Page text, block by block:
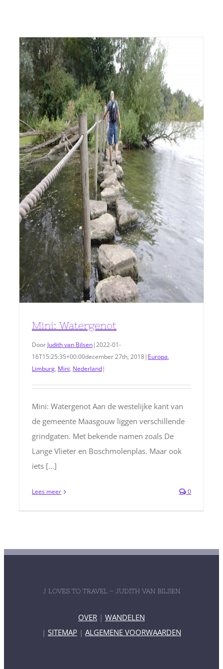
Mini: Watergenot
Door Judith van Bilsen|2022-01-
16T15:25:35+00:00december 27th, 2018| Europa,
Limburg, Mini, Nederland|
Mini: Watergenot Aan de westelijke kant van
de gemeente Maasgouw liggen verschillende
grindgaten. Met bekende namen zoals De
Lange Vlieter en Boschmolenplas. Maar ook
iets [...]
Lees meer 0
J LOVES TO TRAVEL – JUDITH VAN BILSEN
OVER | WANDELEN
| SITEMAP | ALGEMENE VOORWAARDEN